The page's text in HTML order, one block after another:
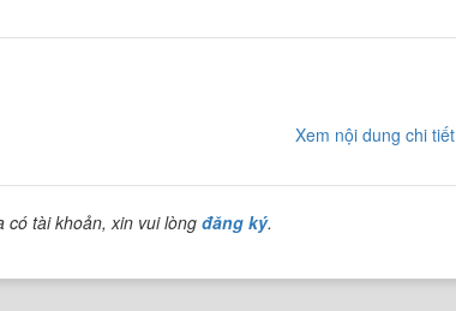
Xem nội dung chi tiết
có tài khoản, xin vui lòngđăng ký.